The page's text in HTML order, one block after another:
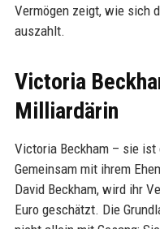
Vermögen zeigt, wie sich
auszahlt.
Victoria
Milliardärin
Victoria Beckham – sie ist
Gemeinsam mit ihrem
David Beckham, wird ihr
Euro geschätzt. Die